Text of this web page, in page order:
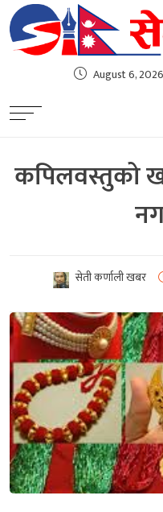
August 6, 2026
कपिलवस्तुको
सेती कर्णाली खबर